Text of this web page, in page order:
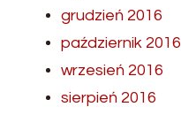
grudzień 2016
październik 2016
wrzesień 2016
sierpień 2016